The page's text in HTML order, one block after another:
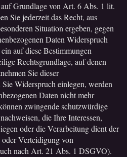
Grundlage von Art. 6 Abs. 1 lit.
Sie jederzeit das Recht, aus
Situation ergeben, gegen
Daten Widerspruch
auf diese Bestimmungen
Rechtsgrundlage, auf denen
Sie dieser
Widerspruch einlegen, werden
Daten nicht mehr
zwingende schutzwürdige
die Ihre Interessen,
oder die Verarbeitung dient der
Verteidigung von
nach Art. 21 Abs. 1 DSGVO).